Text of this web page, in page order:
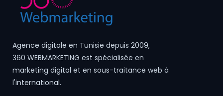
Agence digitale en Tunisie depuis 2009,
360 WEBMARKETING est spécialisée en
marketing digital et en sous-traitance web à
l'international.